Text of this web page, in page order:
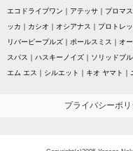
エコドライブワン
アテッサ プロマ
ッカ
カシオ オシアナス プロトレッ
リバーピープルズ
ポールスミス オ
スパス
ハスキーノイズ ソリッドブ
エム エス
シルエット キオ ヤマト
プライバシーポリ